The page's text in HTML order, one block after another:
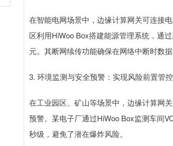
在智能电网场景中，边缘计算网关可连接
区利用HiWoo Box搭建能源管理系统，通
元。其断网续传功能确保在网络中断时数
3. 环境监测与安全预警：实现风险前置管控
在工业园区、矿山等场景中，边缘计算网
预警。某电子厂通过HiWoo Box监测车间
秒级，避免了潜在爆炸风险。